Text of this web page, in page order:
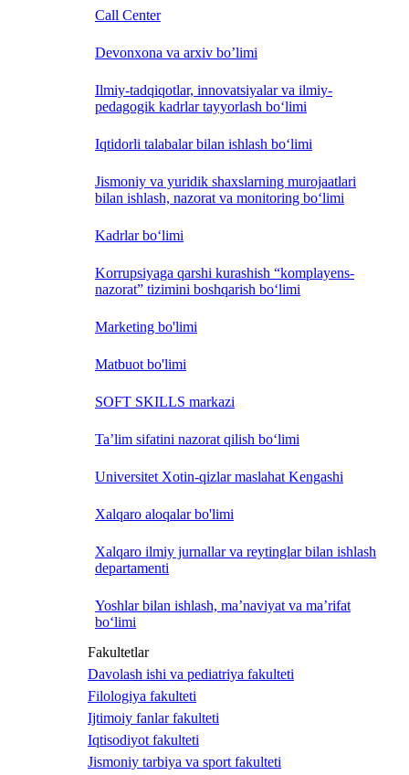
Call Center
Devonxona va arxiv bo’limi
Ilmiy-tadqiqotlar, innovatsiyalar va ilmiy-
pedagogik kadrlar tayyorlash bo‘limi
Iqtidorli talabalar bilan ishlash bo‘limi
Jismoniy va yuridik shaxslarning murojaatlari
bilan ishlash, nazorat va monitoring bo‘limi
Kadrlar bo‘limi
Korrupsiyaga qarshi kurashish “komplayens-
nazorat” tizimini boshqarish bo‘limi
Marketing bo'limi
Matbuot bo'limi
SOFT SKILLS markazi
Ta’lim sifatini nazorat qilish bo‘limi
Universitet Xotin-qizlar maslahat Kengashi
Xalqaro aloqalar bo'limi
Xalqaro ilmiy jurnallar va reytinglar bilan ishlash
departamenti
Yoshlar bilan ishlash, ma’naviyat va ma’rifat
bo‘limi
Fakultetlar
Davolash ishi va pediatriya fakulteti
Filologiya fakulteti
Ijtimoiy fanlar fakulteti
Iqtisodiyot fakulteti
Jismoniy tarbiya va sport fakulteti